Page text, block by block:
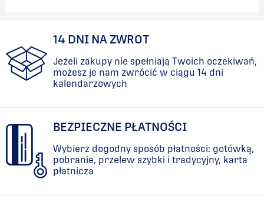
14 DNI NA ZWROT
Jeżeli zakupy nie spełniają Twoich oczekiwań,
możesz je nam zwrócić w ciągu 14 dni
kalendarzowych
BEZPIECZNE PŁATNOŚCI
Wybierz dogodny sposób płatności: gotówką,
pobranie, przelew szybki i tradycyjny, karta
płatnicza